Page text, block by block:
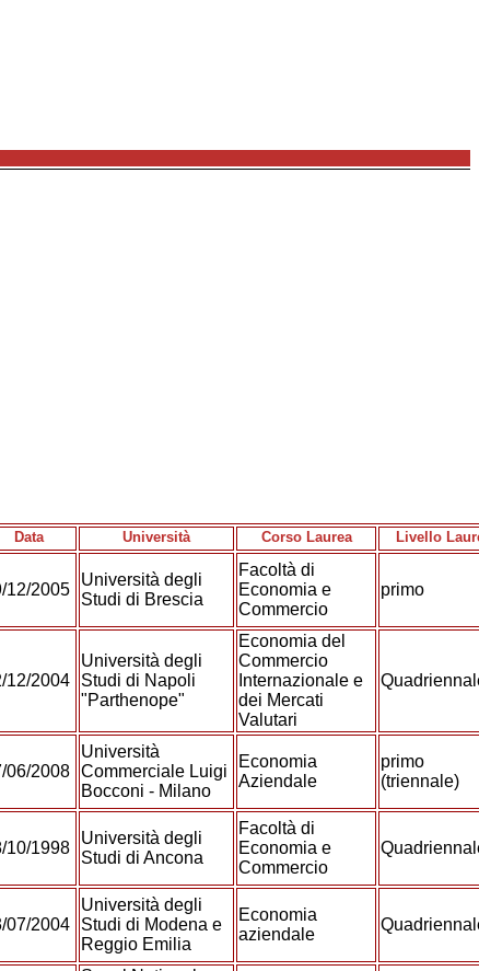
Data Università Corso Laurea Livello
12/2005
Università degli
Studi di Brescia
Facoltà di
Economia e
Commercio
primo
12/2004
Università degli
Studi di Napoli
"Parthenope"
Economia del
Commercio
Internazionale e
dei Mercati
Valutari
06/2008
Università
Commerciale Luigi
Bocconi - Milano
Economia
Aziendale
primo
(triennale)
10/1998
Università degli
Studi di Ancona
Facoltà di
Economia e
Commercio
07/2004
Università degli
Studi di Modena e
Reggio Emilia
Economia
aziendale